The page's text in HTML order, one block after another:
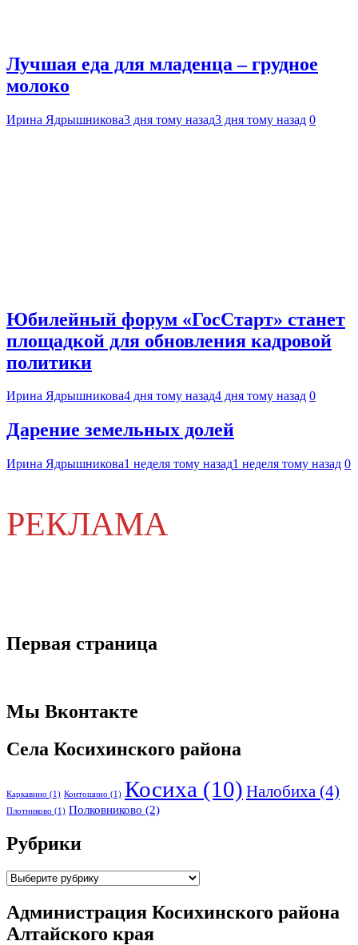
Лучшая еда для младенца – грудное
молоко
Ирина Ядрышникова3 дня тому назад3 дня тому назад 0
Юбилейный форум «ГосСтарт» станет
площадкой для обновления кадровой
политики
Ирина Ядрышникова4 дня тому назад4 дня тому назад 0
Дарение земельных долей
Ирина Ядрышникова1 неделя тому назад1 неделя тому назад 0
РЕКЛАМА
Первая страница
Мы Вконтакте
Села Косихинского района
Каркавино (1) Контошино (1) Косиха (10) Налобиха (4)
Плотниково (1) Полковниково (2)
Рубрики
Рубрики
Администрация Косихинского района
Алтайского края